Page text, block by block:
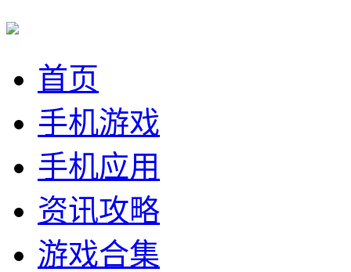
首页
手机游戏
手机应用
资讯攻略
游戏合集